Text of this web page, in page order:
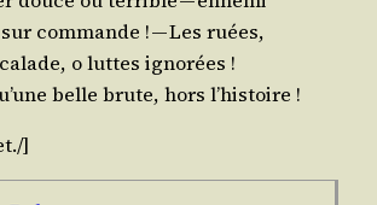
com­mande ! — Les ruées,
o luttes ignorées !
belle brute, hors l’histoire !
./​]